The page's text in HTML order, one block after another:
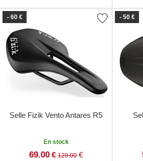
- 60 €
Selle Fizik Vento Antares R5
En stock
69.00 € 129.00 €
- 50 €